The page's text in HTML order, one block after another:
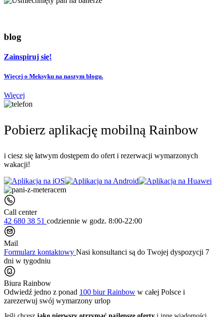
blog
Zainspiruj się!
Więcej o Meksyku na naszym blogu.
Więcej
Pobierz aplikację mobilną Rainbow
i ciesz się łatwym dostępem do ofert i rezerwacji wymarzonych
wakacji!
Call center
42 680 38 51 codziennie w godz. 8:00-22:00
Mail
Formularz kontaktowy Nasi konsultanci są do Twojej dyspozycji 7
dni w tygodniu
Biura Rainbow
Odwiedź jedno z ponad 100 biur Rainbow w całej Polsce i
zarezerwuj swój wymarzony urlop